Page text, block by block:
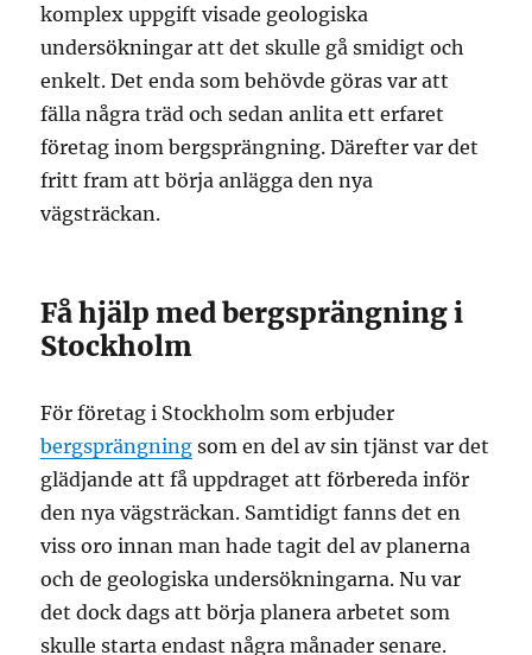
komplex uppgift visade geologiska
undersökningar att det skulle gå smidigt och
enkelt. Det enda som behövde göras var att
fälla några träd och sedan anlita ett erfaret
företag inom bergsprängning. Därefter var det
fritt fram att börja anlägga den nya
vägsträckan.
Få hjälp med bergsprängning i
Stockholm
För företag i Stockholm som erbjuder
bergsprängning som en del av sin tjänst var det
glädjande att få uppdraget att förbereda inför
den nya vägsträckan. Samtidigt fanns det en
viss oro innan man hade tagit del av planerna
och de geologiska undersökningarna. Nu var
det dock dags att börja planera arbetet som
skulle starta endast några månader senare.